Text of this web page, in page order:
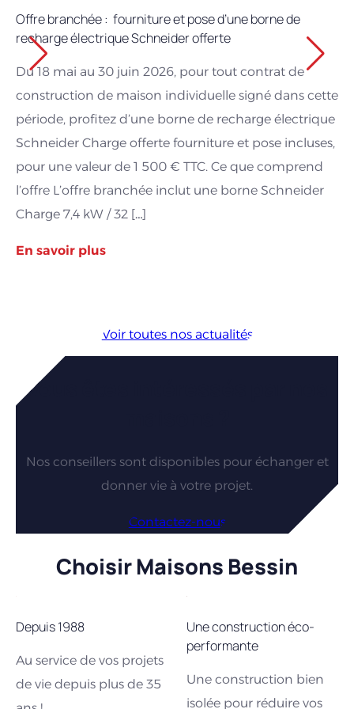
soutenu par la force d’un acteur majeur, une
garantie importante pour l’avenir de votre
investissement.
Offre branchée : fourniture et pose d’une borne de
recharge électrique Schneider offerte
Du 18 mai au 30 juin 2026, pour tout contrat de
construction de maison individuelle signé dans cette
période, profitez d’une borne de recharge électrique
Schneider Charge offerte fourniture et pose incluses,
pour une valeur de 1 500 € TTC. Ce que comprend
l’offre L’offre branchée inclut une borne Schneider
Charge 7,4 kW / 32 […]
En savoir plus
Voir toutes nos actualités
Vous êtes intéressés par nos
Nos conseillers sont disponibles pour échanger et
donner vie à votre projet.
Contactez-nous
Choisir Maisons Bessin
Depuis 1988
Au service de vos projets
de vie depuis plus de 35
Une construction éco-
performante
Une construction bien
isolée pour réduire vos